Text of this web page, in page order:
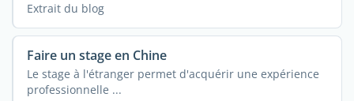
Extrait du blog
Faire un stage en Chine
Le stage à l'étranger permet d'acquérir une expérience
professionnelle ...